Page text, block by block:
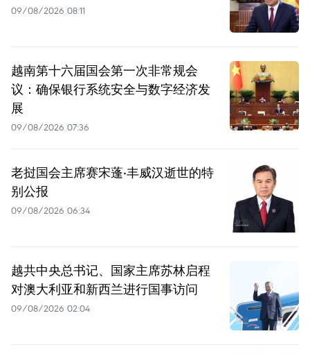
09/08/2026 08:11
越南第十六届国会第一次非常规会
议：确保银行系统安全与数字经济发
展
09/08/2026 07:36
老挝国会主席赛宋蓬·丰威汉逝世的特
别公报
09/08/2026 06:34
越共中央总书记、国家主席苏林启程
对澳大利亚和新西兰进行国事访问
09/08/2026 02:04